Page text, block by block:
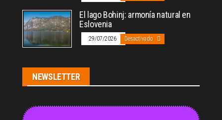
El lago Bohinj: armonía natural en
Eslovenia
29/07/2026 Desactivado
NEWSLETTER